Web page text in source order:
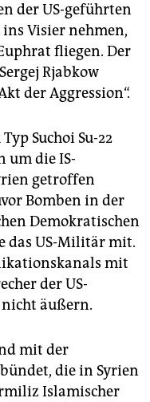
der US-geführten
Visier nehmen,
fliegen. Der
Rjabkow
der Aggression“.
Suchoi Su-22
um die IS-
getroffen
Bomben in der
Demokratischen
das US-Militär mit.
mit
der US-
äußern.
mit der
die in Syrien
Islamischer